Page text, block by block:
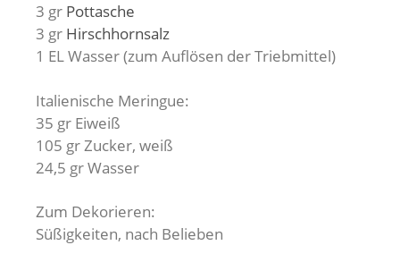
3 gr Pottasche
3 gr Hirschhornsalz
1 EL Wasser (zum Auflösen der Triebmittel)
Italienische Meringue:
35 gr Eiweiß
105 gr Zucker, weiß
24,5 gr Wasser
Zum Dekorieren:
Süßigkeiten, nach Belieben